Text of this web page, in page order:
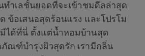
ทำเลชั้นยอดที่จะเข้าชมดีลล่าสุด
ข้อเสนอสุดร้อนแรง และโปรโม
ได้ที่นี่ ตั้งแต่น้ำหอมบ้านสุด
ณฑ์บำรุงผิวสุดรัก เรามีกลิ่น